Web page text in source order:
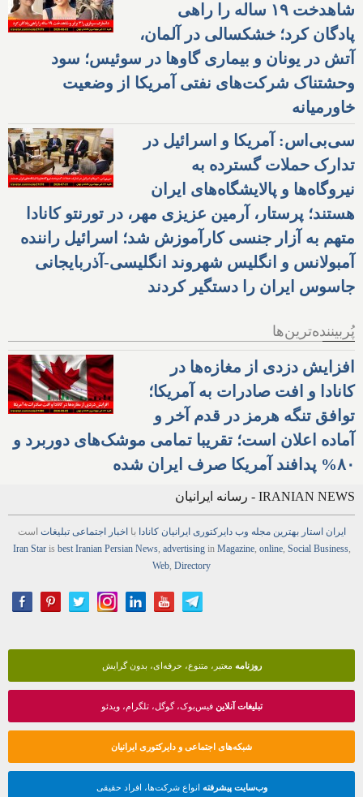
شاهدخت ۱۹ ساله را راهی
پادگان کرد؛ خشکسالی در آلمان،
آتش در یونان و بیماری گاوها در سوئیس؛ سود
وحشتناک شرکت‌های نفتی آمریکا از وضعیت
خاورمیانه
سی‌بی‌اس: آمریکا و اسرائیل در
تدارک حملات گسترده به
نیروگاه‌ها و پالایشگاه‌های ایران
هستند؛ پرستار، آرمین عزیزی مهر، در تورنتو کانادا
متهم به آزار جنسی کارآموزش شد؛ اسرائیل راننده
آمبولانس و انگلیس شهروند انگلیسی-آذربایجانی
جاسوس ایران را دستگیر کردند
پُربیننده‌ترین‌ها
افزایش دزدی از مغازه‌ها در
کانادا و افت صادرات به آمریکا؛
توافق تنگه هرمز در قدم آخر و
آماده اعلان است؛ تقریبا تمامی موشک‌های دوربرد و
۸۰% پدافند آمریکا صرف ایران شده
IRANIAN NEWS - رسانه ایرانیان
ایران استار بهترین مجله وب دایرکتوری ایرانیان کانادا با اخبار اجتماعی تبلیغات است
Iran Staris best Iranian Persian News, advertisingin Magazine, online, Social Business,
Web, Directory
روزنامه معتبر، متنوع، حرفه‌ای، بدون گرایش
تبلیغات آنلاینفیس‌بوک، گوگل، تلگرام، ویدئو
شبکه‌های اجتماعی و دایرکتوری ایرانیان
وب‌سایت پیشرفته انواع شرکت‌ها، افراد حقیقی